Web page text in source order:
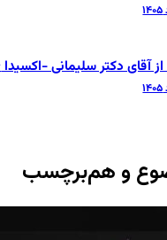
سلیمانی -اکسیدا ۲۰۲۶- شصت و پنجمین کنگره بین‌المللی جامعه دندانپزشکی ایران
و هم‌برچسب